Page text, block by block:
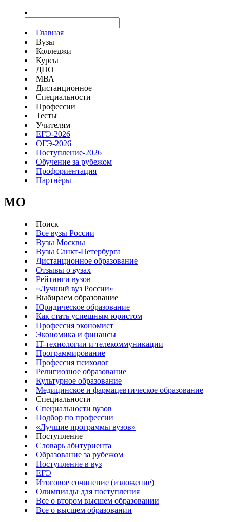
Главная
Вузы
Колледжи
Курсы
ДПО
МВА
Дистанционное
Специальности
Профессии
Тесты
Учителям
ЕГЭ-2026
ОГЭ-2026
Поступление-2026
Обучение за рубежом
Профориентация
Партнёры
MO
Поиск
Все вузы России
Вузы Москвы
Вузы Санкт-Петербурга
Дистанционное образование
Отзывы о вузах
Рейтинги вузов
«Лучший вуз России»
Выбираем образование
Юридическое образование
Как стать успешным юристом
Профессия экономист
Экономика и финансы
IT-технологии и телекоммуникации
Программирование
Профессия психолог
Религиозное образование
Культурное образование
Медицинское и фармацевтическое образование
Специальности
Специальности вузов
Подбор по профессии
«Лучшие программы вузов»
Поступление
Словарь абитуриента
Образование за рубежом
Поступление в вуз
ЕГЭ
Итоговое сочинение (изложение)
Олимпиады для поступления
Все о втором высшем образовании
Все о высшем образовании